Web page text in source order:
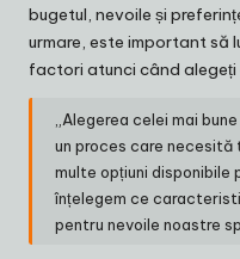
bugetul, nevoile și
urmare, este important să
factori atunci când
„Alegerea celei mai
un proces care
multe opțiuni
înțelegem ce
pentru nevoile noastre